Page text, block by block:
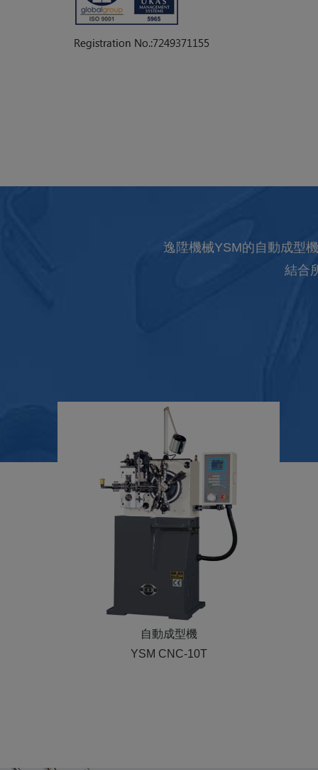
逸陞機械YSM的自動成型
結合
自動成型機
YSM NC-26T